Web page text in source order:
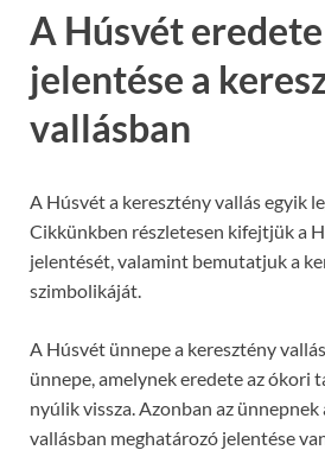
A Húsvét
jelentése a
vallásban
A Húsvét a keresztény vallás egyik
Cikkünkben részletesen kifejtjük a
jelentését, valamint bemutatjuk a
szimbolikáját.
A Húsvét ünnepe a keresztény
ünnepe, amelynek eredete az ókori
nyúlik vissza. Azonban az ünnepnek
vallásban meghatározó jelentése